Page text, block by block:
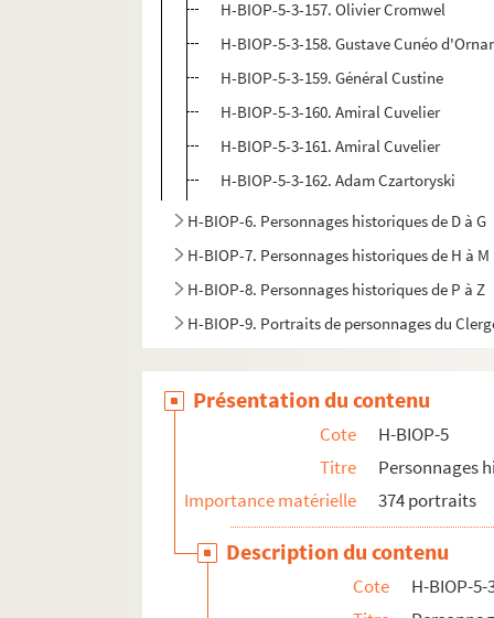
H-BIOP-5-3-157. Olivier Cromwel
H-BIOP-5-3-158. Gustave Cunéo
H-BIOP-5-3-159. Général Custine
H-BIOP-5-3-160. Amiral Cuvelier
H-BIOP-5-3-161. Amiral Cuvelier
H-BIOP-5-3-162. Adam Czartoryski
H-BIOP-6. Personnages historiques de D à G
H-BIOP-7. Personnages historiques de H à M
H-BIOP-8. Personnages historiques de P à Z
H-BIOP-9. Portraits de personnages du
Présentation du contenu
Cote
H-BIOP-5
Titre
Personnages
Importance matérielle
374 portraits
Description du contenu
Cote
H-BIOP-5-